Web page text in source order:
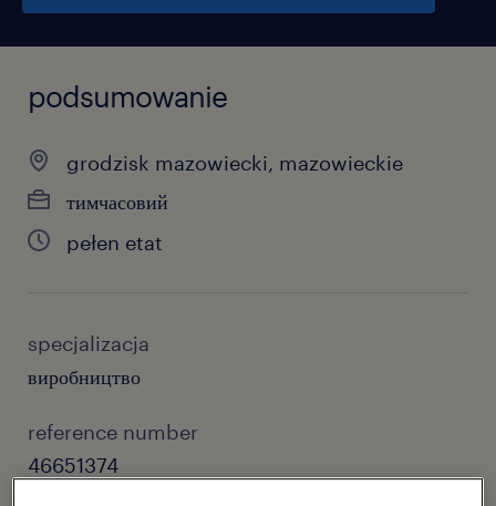
podsumowanie
grodzisk mazowiecki, mazowieckie
тимчасовий
pełen etat
specjalizacja
виробництво
reference number
46651374